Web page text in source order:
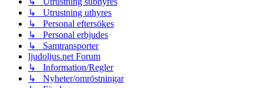
↳ Utrustning uthyres
↳ Personal eftersökes
↳ Personal erbjudes
↳ Samtransporter
ljudoljus.net Forum
↳ Information/Regler
↳ Nyheter/omröstningar